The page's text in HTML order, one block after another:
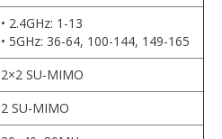
• 2.4GHz: 1-13
• 5GHz: 36-64, 100-144, 149-165
2×2 SU-MIMO
2 SU-MIMO